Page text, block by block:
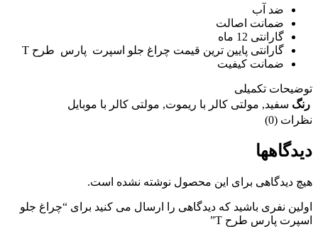
ضد آب
ضمانت اصالت
گارانتی 12 ماه
گارانتی پایین ترین قیمت چراغ جلو اسپرت پارس طرح T
ضمانت کیفیت
توضیحات تکمیلی
رنگ سفید, مولتی کالر با ریموت, مولتی کالر با موبایل
نظرات (0)
دیدگاهها
هیچ دیدگاهی برای این محصول نوشته نشده است.
اولین نفری باشید که دیدگاهی را ارسال می کنید برای “چراغ جلو
اسپرت پارس طرح T”